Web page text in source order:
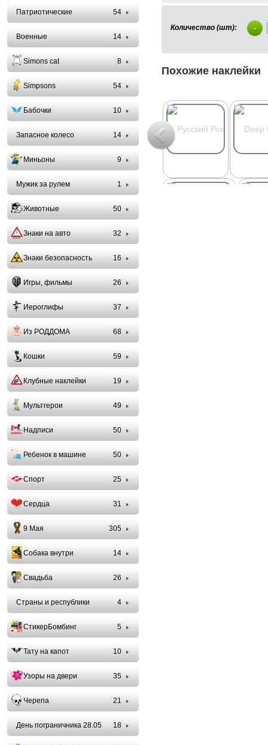
Количество (шт): -
Похожие наклейки
Патриотические 54
Военные 14
Simons cat 8
Simpsons 54
Бабочки 10
Запасное колесо 14
Миньоны 9
Мужик за рулем 1
Животные 50
Знаки на авто 32
Знаки безопасность 16
Игры, фильмы 26
Иероглифы 37
Из РОДДОМА 68
Кошки 59
Клубные наклейки 19
Мультгерои 49
Надписи 50
Ребенок в машине 50
Спорт 25
Сердца 31
9 Мая 305
Собака внутри 14
Свадьба 26
Страны и республики 4
СтикерБомбинг 5
Тату на капот 10
Узоры на двери 35
Черепа 21
День пограничника 28.05 18